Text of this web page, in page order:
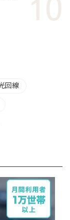
回線